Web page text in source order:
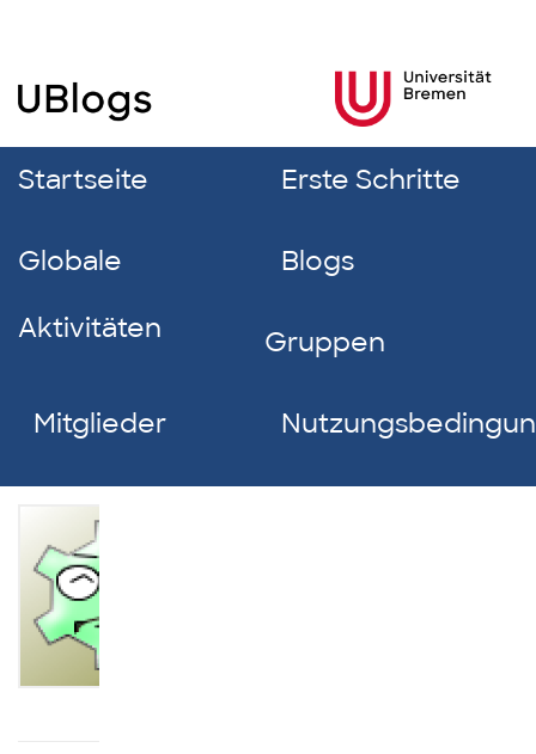
Startseite Erste Schritte
Globale
Aktivitäten
Blogs
Gruppen
Mitglieder